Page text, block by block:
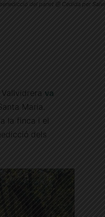
del panet @ Cedida per
Vallvidrera va
Maria.
la finca i el
dels